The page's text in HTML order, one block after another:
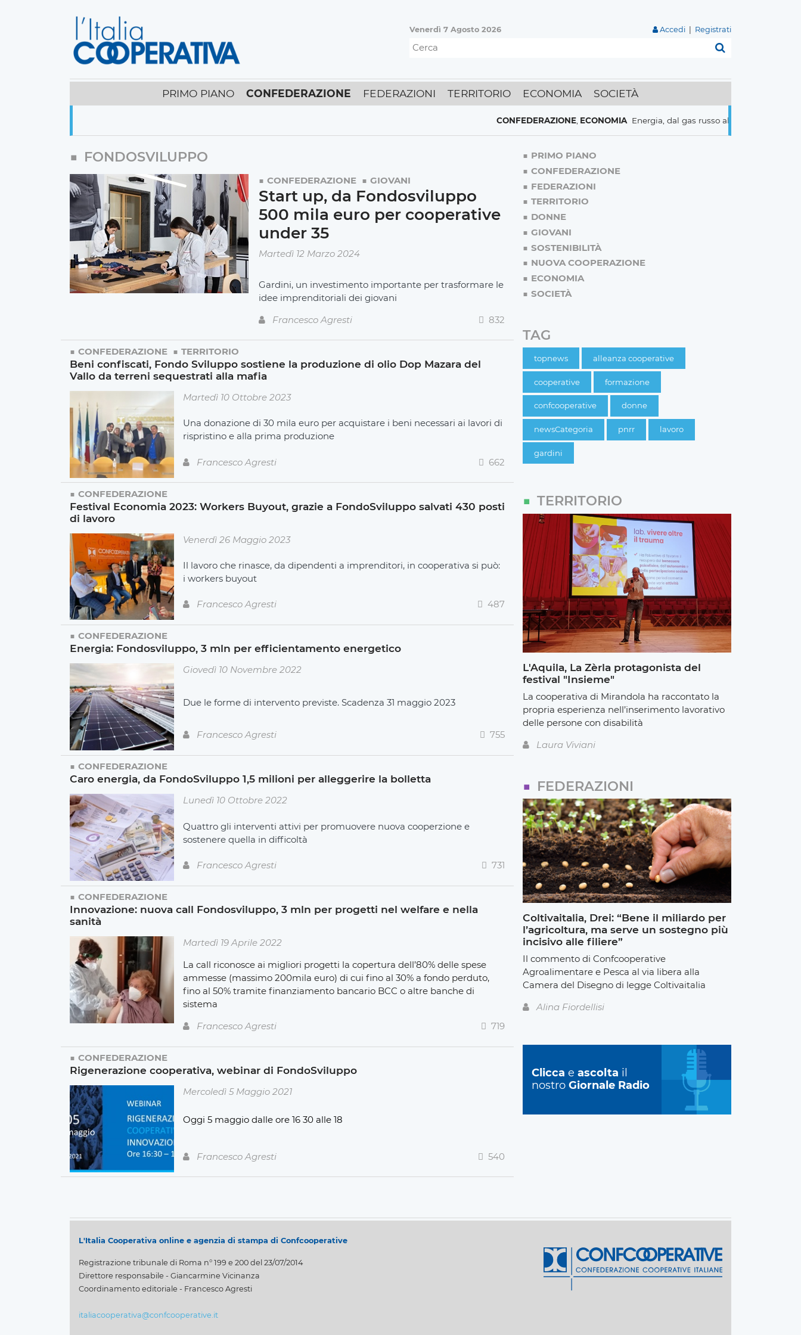
Venerdì 7 Agosto 2026 Accedi Registrati
PRIMO PIANO CONFEDERAZIONE FEDERAZIONI TERRITORIO ECONOMIA SOCIETÀ
CONFEDERAZIONE,ECONOMIA Energia, dal gas russo al nucleare italiani pronti
FONDOSVILUPPO
CONFEDERAZIONE GIOVANI
Start up, da Fondosviluppo
500 mila euro per cooperative
under 35
Martedì 12 Marzo 2024
Gardini, un investimento importante per trasformare le
idee imprenditoriali dei giovani
Francesco Agresti
832
CONFEDERAZIONE TERRITORIO
Beni confiscati, Fondo Sviluppo sostiene la produzione di olio Dop Mazara del
Vallo da terreni sequestrati alla mafia
Martedì 10 Ottobre 2023
Una donazione di 30 mila euro per acquistare i beni necessari ai lavori di
rispristino e alla prima produzione
Francesco Agresti 662
CONFEDERAZIONE
Festival Economia 2023: Workers Buyout, grazie a FondoSviluppo salvati 430 posti
di lavoro
Venerdì 26 Maggio 2023
Il lavoro che rinasce, da dipendenti a imprenditori, in cooperativa si può:
i workers buyout
Francesco Agresti 487
CONFEDERAZIONE
Energia: Fondosviluppo, 3 mln per efficientamento energetico
Giovedì 10 Novembre 2022
Due le forme di intervento previste. Scadenza 31 maggio 2023
Francesco Agresti 755
CONFEDERAZIONE
Caro energia, da FondoSviluppo 1,5 milioni per alleggerire la bolletta
Lunedì 10 Ottobre 2022
Quattro gli interventi attivi per promuovere nuova cooperzione e
sostenere quella in difficoltà
Francesco Agresti 731
CONFEDERAZIONE
Innovazione: nuova call Fondosviluppo, 3 mln per progetti nel welfare e nella
sanità
Martedì 19 Aprile 2022
La call riconosce ai migliori progetti la copertura dell’80% delle spese
ammesse (massimo 200mila euro) di cui fino al 30% a fondo perduto,
fino al 50% tramite finanziamento bancario BCC o altre banche di
sistema
Francesco Agresti
719
CONFEDERAZIONE
Rigenerazione cooperativa, webinar di FondoSviluppo
Mercoledì 5 Maggio 2021
Oggi 5 maggio dalle ore 16 30 alle 18
Francesco Agresti 540
PRIMO PIANO
CONFEDERAZIONE
FEDERAZIONI
TERRITORIO
DONNE
GIOVANI
SOSTENIBILITÀ
NUOVA COOPERAZIONE
ECONOMIA
SOCIETÀ
TAG
topnews alleanza cooperative
cooperative formazione
confcooperative donne
newsCategoria pnrr lavoro
gardini
TERRITORIO
L'Aquila, La Zèrla protagonista del
festival "Insieme"
La cooperativa di Mirandola ha raccontato la
propria esperienza nell’inserimento lavorativo
delle persone con disabilità
Laura Viviani
FEDERAZIONI
Coltivaitalia, Drei: “Bene il miliardo per
l’agricoltura, ma serve un sostegno più
incisivo alle filiere”
Il commento di Confcooperative
Agroalimentare e Pesca al via libera alla
Camera del Disegno di legge Coltivaitalia
Alina Fiordellisi
Clicca e ascolta il
nostro Giornale Radio
L'Italia Cooperativa online e agenzia di stampa di Confcooperative
Registrazione tribunale di Roma n° 199 e 200 del 23/07/2014
Direttore responsabile - Giancarmine Vicinanza
Coordinamento editoriale - Francesco Agresti
italiacooperativa@confcooperative.it